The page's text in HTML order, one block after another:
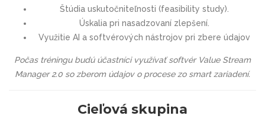
Štúdia uskutočniteľnosti (feasibility study).
Úskalia pri nasadzovaní zlepšení.
Využitie AI a softvérových nástrojov pri zbere údajov
Počas tréningu budú účastníci využívať softvér Value Stream
Manager 2.0 so zberom údajov o procese zo smart zariadení.
Cieľová skupina